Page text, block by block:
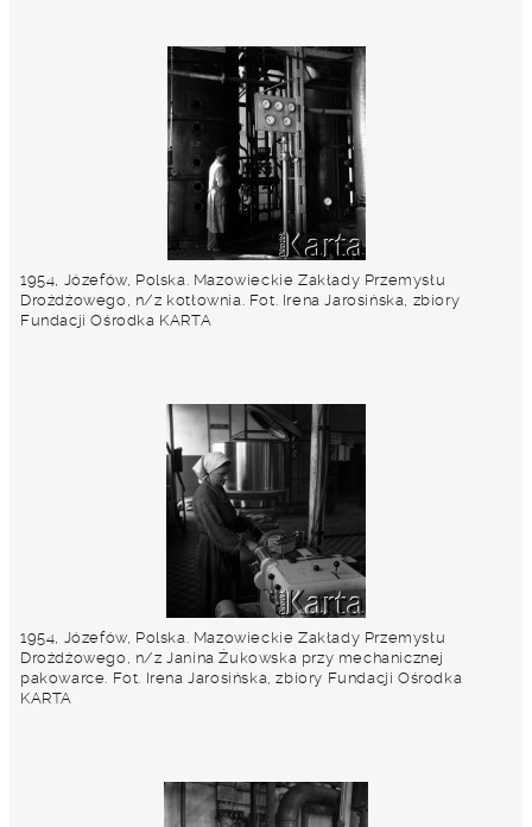
1954, Józefów, Polska. Mazowieckie Zakłady Przemysłu
Drożdżowego, n/z kotłownia. Fot. Irena Jarosińska, zbiory
Fundacji Ośrodka KARTA
1954, Józefów, Polska. Mazowieckie Zakłady Przemysłu
Drożdżowego, n/z Janina Żukowska przy mechanicznej
pakowarce. Fot. Irena Jarosińska, zbiory Fundacji Ośrodka
KARTA